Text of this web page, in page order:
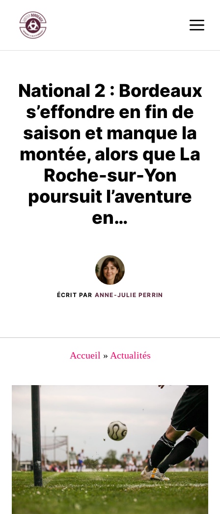
contenu
National 2 : Bordeaux
s’effondre en fin de
saison et manque la
montée, alors que La
Roche-sur-Yon
poursuit l’aventure
en…
ÉCRIT PAR ANNE-JULIE PERRIN
Accueil » Actualités